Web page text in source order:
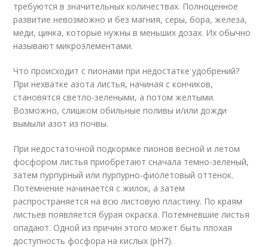
требуются в значительных количествах. Полноценное
развитие невозможно и без магния, серы, бора, железа,
меди, цинка, которые нужны в меньших дозах. Их обычно
называют микроэлементами.
Что происходит с пионами при недостатке удобрений?
При нехватке азота листья, начиная с кончиков,
становятся светло-зелеными, а потом желтыми.
Возможно, слишком обильные поливы и/или дожди
вымыли азот из почвы.
При недостаточной подкормке пионов весной и летом
фосфором листья приобретают сначала темно-зеленый,
затем пурпурный или пурпурно-фиолетовый оттенок.
Потемнение начинается с жилок, а затем
распространяется на всю листовую пластину. По краям
листьев появляется бурая окраска. Потемневшие листья
опадают. Одной из причин этого может быть плохая
доступность фосфора на кислых (рН7).